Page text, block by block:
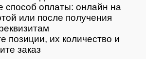
способ оплаты: онлайн на
или после получения
позиции, их количество и
заказ